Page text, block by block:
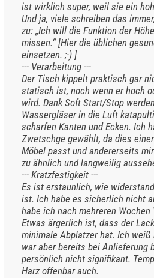
ist wirklich super, weil sie ein
Und ja, viele schreiben das
zu: „Ich will die Funktion der
missen.“ [Hier die üblichen
einsetzen. ;-) ]
--- Verarbeitung ---
Der Tisch kippelt praktisch gar
statisch ist, noch wenn er hoch
wird. Dank Soft Start/Stop
Wassergläser in die Luft
scharfen Kanten und Ecken. Ich
Zwetschge gewählt, da dies
Möbel passt und andererseits
zu ähnlich und langweilig
--- Kratzfestigkeit ---
Es ist erstaunlich, wie
ist. Ich habe es sicherlich nicht
habe ich nach mehreren Wochen
Etwas ärgerlich ist, dass der
minimale Abplatzer hat. Ich weiß
war aber bereits bei Anlieferung
persönlich nicht signifikant.
Harz offenbar auch.